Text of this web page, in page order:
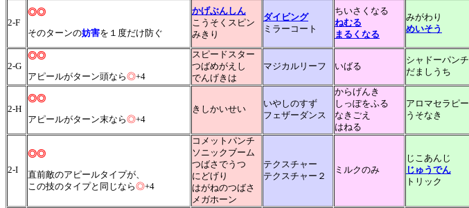
2-F
◎◎
そのターンの妨害を１度だけ防ぐ
かげぶんしん
こうそくスピン
みきり
ダイビング
ミラーコート
ちいさくなる
ねむる
まるくなる
みがわり
めいそう
2-G
◎◎
アピールがターン頭なら◎+4
スピードスター
つばめがえし
でんげきは
マジカルリーフ いばる
シャドーパンチ
だましうち
2-H
◎◎
アピールがターン末なら◎+4
きしかいせい
いやしのすず
フェザーダンス
からげんき
しっぽをふる
なきごえ
はねる
アロマセラピー
うそなき
2-I
◎◎
直前敵のアピールタイプが、
この技のタイプと同じなら◎+4
コメットパンチ
ソニックブーム
つばさでうつ
にどげり
はがねのつばさ
メガホーン
テクスチャー
テクスチャー２
ミルクのみ
じこあんじ
じゅうでん
トリック